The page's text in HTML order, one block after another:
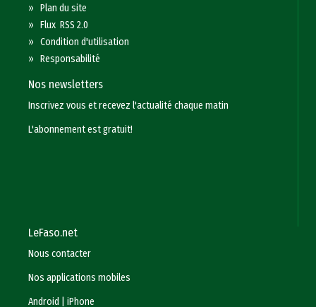
»Plan du site
»Flux RSS 2.0
»Condition d'utilisation
»Responsabilité
Nos newsletters
Inscrivez vous et recevez l'actualité chaque matin
L'abonnement est gratuit!
LeFaso.net
Nous contacter
Nos applications mobiles
Android
|iPhone